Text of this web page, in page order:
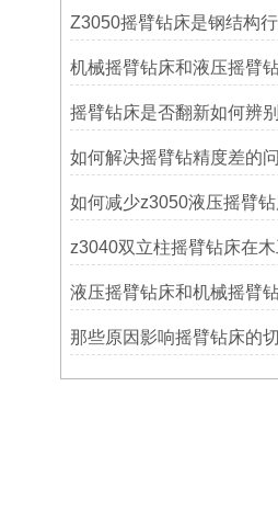
Z3050摇臂钻床是钢结构
摇臂钻床是否翻新如何辨别
如何解决摇臂钻精度差的
液压摇臂钻床和机械摇臂
那些原因影响摇臂钻床的